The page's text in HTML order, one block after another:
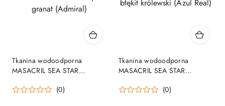
Tkanina wodoodporna
MASACRIL SEA STAR
cm kolor ciemny granat
(0)
Tkanina wodoodporna
MASACRIL SEA STAR
błękit królewski (Azul Real)
(0)